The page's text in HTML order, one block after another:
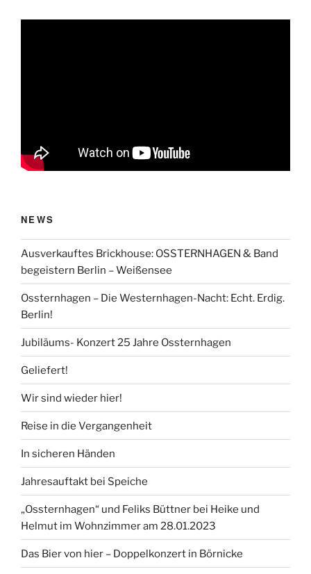
NEWS
Ausverkauftes Brickhouse: OSSTERNHAGEN & Band
begeistern Berlin – Weißensee
Ossternhagen – Die Westernhagen-Nacht: Echt. Erdig.
Berlin!
Jubiläums- Konzert 25 Jahre Ossternhagen
Geliefert!
Wir sind wieder hier!
Reise in die Vergangenheit
In sicheren Händen
Jahresauftakt bei Speiche
„Ossternhagen“ und Feliks Büttner bei Heike und
Helmut im Wohnzimmer am 28.01.2023
Das Bier von hier – Doppelkonzert in Börnicke